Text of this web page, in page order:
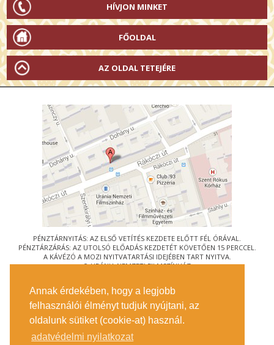
Annak érdekében, hogy a legjobb
felhasználói élményt tudjuk nyújtani, az
oldalunk sütiket (cookie-at) használ.
adatvédelmi nyilatkozat
HÍVJON MINKET
FŐOLDAL
AZ OLDAL TETEJÉRE
PÉNZTÁRNYITÁS: AZ ELSŐ VETÍTÉS KEZDETE ELŐTT FÉL ÓRÁVAL.
PÉNZTÁRZÁRÁS: AZ UTOLSÓ ELŐADÁS KEZDETÉT KÖVETŐEN 15 PERCCEL.
A KÁVÉZÓ A MOZI NYITVATARTÁSI IDEJÉBEN TART NYITVA.
© URÁNIA NEMZETI FILMSZÍNHÁZ
1088 BUDAPEST, RÁKÓCZI ÚT 21.
MEGKÖZELÍTÉS
JEGYINFORMÁCIÓ
ÍRJON NEKÜNK!